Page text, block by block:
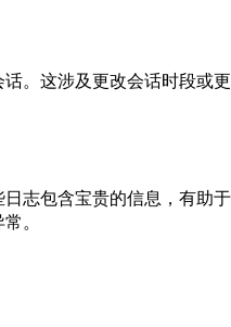
。这涉及更改会话时段或更
志包含宝贵的信息，有助于
。